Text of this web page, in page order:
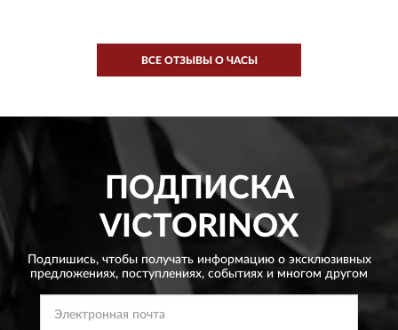
ВСЕ ОТЗЫВЫ О ЧАСЫ
ПОДПИСКА
VICTORINOX
Подпишись, чтобы получать информацию о эксклюзивных
предложениях, поступлениях, событиях и многом другом